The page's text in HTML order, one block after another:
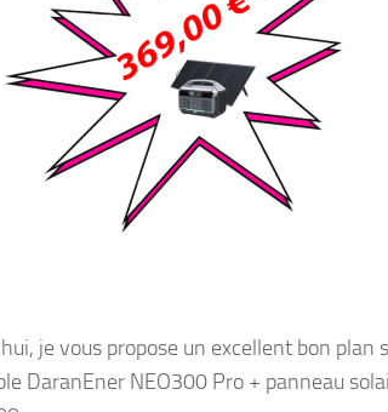
je vous propose un excellent bon plan
DaranEner NEO300 Pro + panneau